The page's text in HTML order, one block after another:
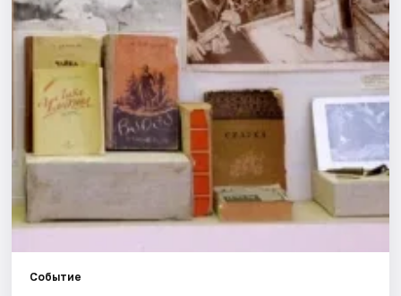
Площадки
Рейтинги
Событие